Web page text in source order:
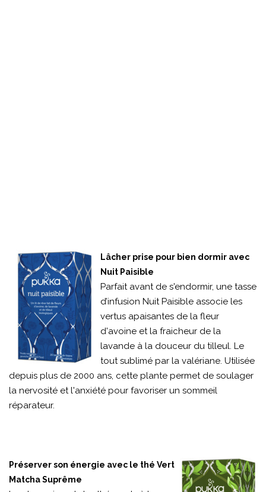
Lâcher prise pour bien dormir avec
Nuit Paisible
Parfait avant de s'endormir, une tasse
d’infusion Nuit Paisible associe les
vertus apaisantes de la fleur
d'avoine et la fraicheur de la
lavande à la douceur du tilleul. Le
tout sublimé par la valériane. Utilisée
depuis plus de 2000 ans, cette plante permet de soulager
la nervosité et l'anxiété pour favoriser un sommeil
réparateur.
Préserver son énergie avec le thé Vert
Matcha Suprême